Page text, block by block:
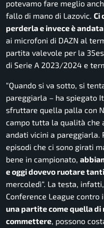
potevamo fare meglio
fallo di mano di Lazovic. Ci
perderla e invece è
ai microfoni di DAZN al
partita valevole per la
di Serie A 2023/2024 e
“Quando si va sotto, si
pareggiarla – ha spiegato
sfruttare quella palla con
campo tutta la qualità che
andati vicini a pareggiarla.
episodi che ci sono girati
bene in campionato,
e oggi dovevo ruotare
mercoledì“. La testa,
Conference League contro
una partite come quella
commettere, possono